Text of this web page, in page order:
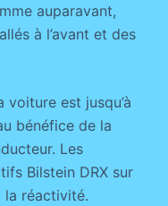
auparavant,
à l’avant et des
voiture est jusqu’à
bénéfice de la
Les
Bilstein DRX sur
la réactivité.